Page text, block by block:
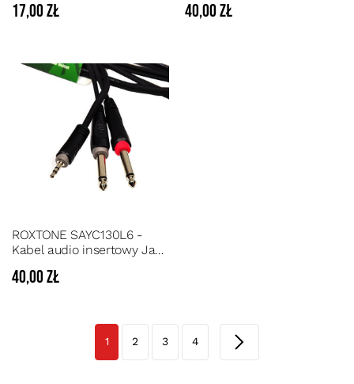
długości 1,5 m
17,00 zł
mono o długości 6 m
40,00 zł
ROXTONE SAYC130L6 -
Kabel audio insertowy Jack
o długości 6m
40,00 zł
1 2 3 4